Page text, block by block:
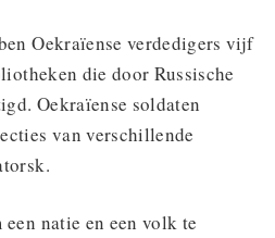
Oekraïense verdedigers vijf
die door Russische
Oekraïense soldaten
van verschillende
​​natie en een volk te